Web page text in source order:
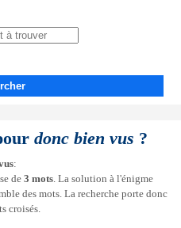
donc bien vus ?
:
de 3 mots. La solution à l'énigme
des mots. La recherche porte donc
croisés.